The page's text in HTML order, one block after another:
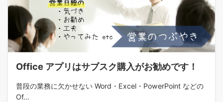
Office アプリはサブスク購入がお勧めです！
普段の業務に欠かせない Word・Excel・PowerPoint などの
Of...